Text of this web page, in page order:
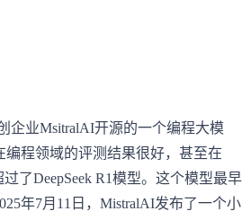
企业MsitralAI开源的一个编程大模
编程领域的评测结果很好，甚至在
过了DeepSeek R1模型。这个模型最早
年7月11日，MistralAI发布了一个小